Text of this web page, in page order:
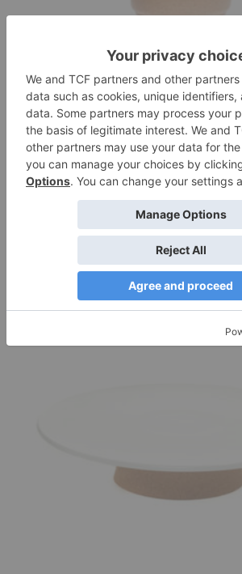
ΤΣΑΓΙΈΡΑ ΦΙΣΤΙΚΊ
500ML
LAST ITEM!!!!
€29,90
Προσθήκη στο καλάθι